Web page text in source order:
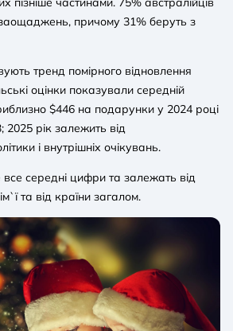
причому 31% беруть з
тренд помірного відновлення
оцінки показували середній
$446 на подарунки у 2024 році
рік залежить від
і внутрішніх очікувань.
середні цифри та залежать від
та від країни загалом.